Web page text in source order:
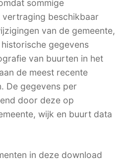
sommige
beschikbaar
van de gemeente,
gegevens
van buurten in het
de meest recente
De gegevens per
door deze op
wijk en buurt data
in deze download